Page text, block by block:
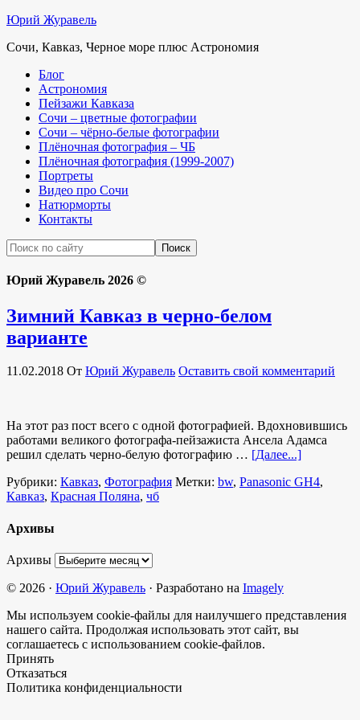
Юрий Журавель
Сочи, Кавказ, Черное море плюс Астрономия
Блог
Астрономия
Пейзажи Кавказа
Сочи – цветные фотографии
Сочи – чёрно-белые фотографии
Плёночная фотография – ЧБ
Плёночная фотография (1999-2007)
Портреты
Видео про Сочи
Натюрморты
Контакты
Юрий Журавель 2026 ©
Зимний Кавказ в черно-белом
варианте
11.02.2018 От Юрий Журавель Оставить свой комментарий
На этот раз пост всего с одной фотографией. Вдохновившись
работами великого фотографа-пейзажиста Ансела Адамса
решил сделать черно-белую фотографию … [Далее...]
Рубрики: Кавказ, Фотография Метки: bw, Panasonic GH4,
Кавказ, Красная Поляна, чб
Архивы
Архивы
© 2026 · Юрий Журавель · Разработано на Imagely
Мы используем cookie-файлы для наилучшего представления
нашего сайта. Продолжая использовать этот сайт, вы
соглашаетесь с использованием cookie-файлов.
Принять
Отказаться
Политика конфиденциальности